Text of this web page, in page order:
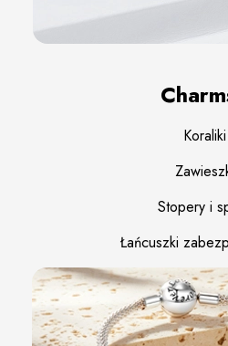
Koraliki
Stopery i
Łańcuszki